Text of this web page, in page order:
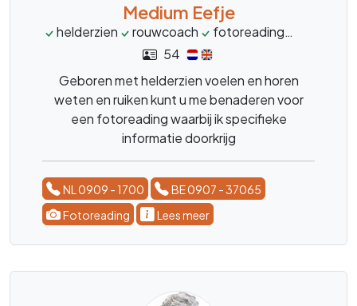
Medium Eefje
helderzien rouwcoach fotoreading
54
Geboren met helderzien voelen en horen
weten en ruiken kunt u me benaderen voor
een fotoreading waarbij ik specifieke
informatie doorkrijg
NL 0909 - 1700
BE 0907 - 37065
Fotoreading
Lees meer